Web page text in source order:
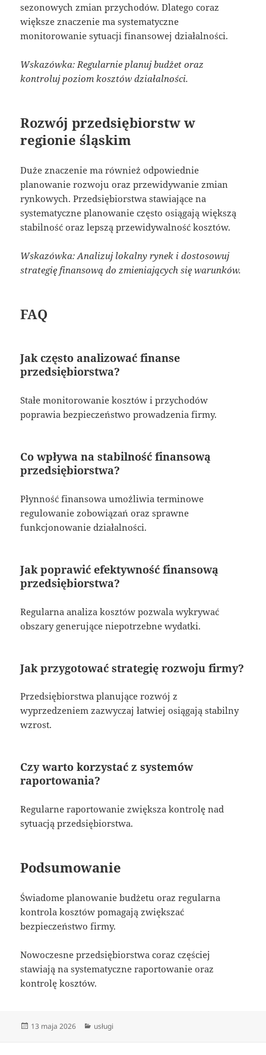
sezonowych zmian przychodów. Dlatego coraz
większe znaczenie ma systematyczne
monitorowanie sytuacji finansowej działalności.
Wskazówka: Regularnie planuj budżet oraz
kontroluj poziom kosztów działalności.
Rozwój przedsiębiorstw w
regionie śląskim
Duże znaczenie ma również odpowiednie
planowanie rozwoju oraz przewidywanie zmian
rynkowych. Przedsiębiorstwa stawiające na
systematyczne planowanie często osiągają większą
stabilność oraz lepszą przewidywalność kosztów.
Wskazówka: Analizuj lokalny rynek i dostosowuj
strategię finansową do zmieniających się warunków.
FAQ
Jak często analizować finanse
przedsiębiorstwa?
Stałe monitorowanie kosztów i przychodów
poprawia bezpieczeństwo prowadzenia firmy.
Co wpływa na stabilność finansową
przedsiębiorstwa?
Płynność finansowa umożliwia terminowe
regulowanie zobowiązań oraz sprawne
funkcjonowanie działalności.
Jak poprawić efektywność finansową
przedsiębiorstwa?
Regularna analiza kosztów pozwala wykrywać
obszary generujące niepotrzebne wydatki.
Jak przygotować strategię rozwoju firmy?
Przedsiębiorstwa planujące rozwój z
wyprzedzeniem zazwyczaj łatwiej osiągają stabilny
wzrost.
Czy warto korzystać z systemów
raportowania?
Regularne raportowanie zwiększa kontrolę nad
sytuacją przedsiębiorstwa.
Podsumowanie
Świadome planowanie budżetu oraz regularna
kontrola kosztów pomagają zwiększać
bezpieczeństwo firmy.
Nowoczesne przedsiębiorstwa coraz częściej
stawiają na systematyczne raportowanie oraz
kontrolę kosztów.
Data
13 maja 2026 Kategorie
usługi